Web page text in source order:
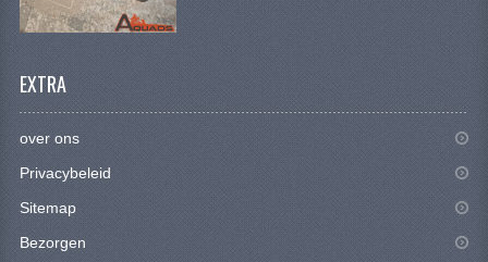
EXTRA
over ons
Privacybeleid
Sitemap
Bezorgen